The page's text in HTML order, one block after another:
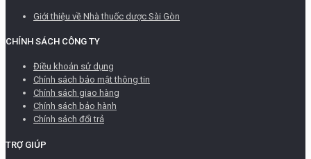
Giới thiệu về Nhà thuốc dược Sài Gòn
CHÍNH SÁCH CÔNG TY
Điều khoản sử dụng
Chính sách bảo mật thông tin
Chính sách giao hàng
Chính sách bảo hành
Chính sách đổi trả
TRỢ GIÚP